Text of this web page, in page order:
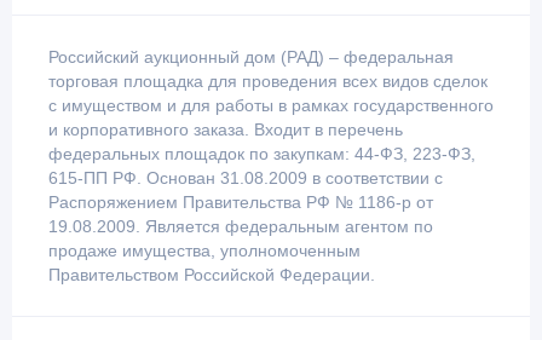
Российский аукционный дом (РАД) – федеральная
торговая площадка для проведения всех видов сделок
с имуществом и для работы в рамках государственного
и корпоративного заказа. Входит в перечень
федеральных площадок по закупкам: 44-ФЗ, 223-ФЗ,
615-ПП РФ. Основан 31.08.2009 в соответствии с
Распоряжением Правительства РФ № 1186-р от
19.08.2009. Является федеральным агентом по
продаже имущества, уполномоченным
Правительством Российской Федерации.